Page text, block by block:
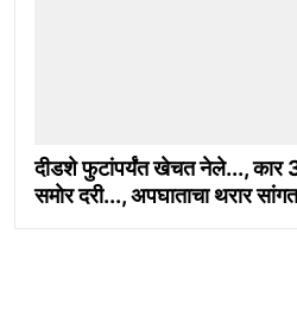
दीडशे फुटांपर्यंत खेचत नेले..., कार
समाेर दरी..., अपघाताचा थरार